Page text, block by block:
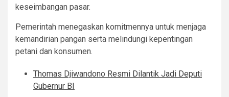
keseimbangan pasar.
Pemerintah menegaskan komitmennya untuk menjaga
kemandirian pangan serta melindungi kepentingan
petani dan konsumen.
Thomas Djiwandono Resmi Dilantik Jadi Deputi
Gubernur BI